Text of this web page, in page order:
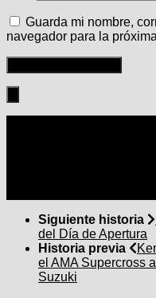
Guarda mi nombre,
navegador para la
Siguiente historia
del Día de Apertura
Historia previa
el AMA Supercross
Suzuki